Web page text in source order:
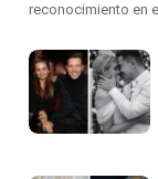
reconocimiento en